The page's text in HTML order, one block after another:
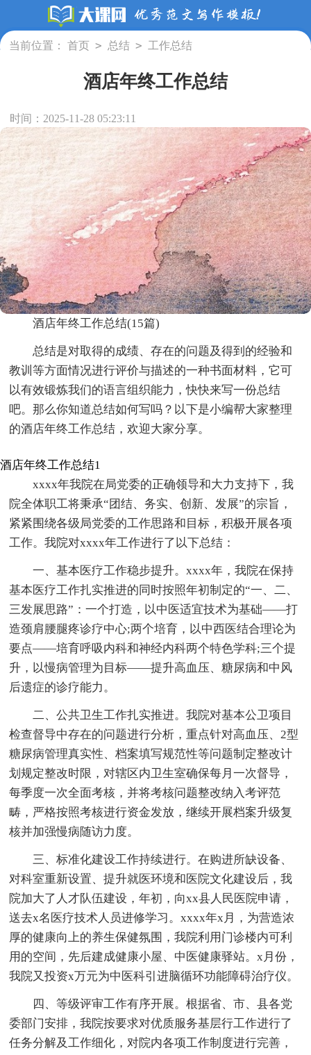
当前位置： 首页 > 总结 > 工作总结
酒店年终工作总结
时间：2025-11-28 05:23:11
酒店年终工作总结(15篇)
总结是对取得的成绩、存在的问题及得到的经验和
教训等方面情况进行评价与描述的一种书面材料，它可
以有效锻炼我们的语言组织能力，快快来写一份总结
吧。那么你知道总结如何写吗？以下是小编帮大家整理
的酒店年终工作总结，欢迎大家分享。
酒店年终工作总结1
xxxx年我院在局党委的正确领导和大力支持下，我
院全体职工将秉承“团结、务实、创新、发展”的宗旨，
紧紧围绕各级局党委的工作思路和目标，积极开展各项
工作。我院对xxxx年工作进行了以下总结：
一、基本医疗工作稳步提升。xxxx年，我院在保持
基本医疗工作扎实推进的同时按照年初制定的“一、二、
三发展思路”：一个打造，以中医适宜技术为基础——打
造颈肩腰腿疼诊疗中心;两个培育，以中西医结合理论为
要点——培育呼吸内科和神经内科两个特色学科;三个提
升，以慢病管理为目标——提升高血压、糖尿病和中风
后遗症的诊疗能力。
二、公共卫生工作扎实推进。我院对基本公卫项目
检查督导中存在的问题进行分析，重点针对高血压、2型
糖尿病管理真实性、档案填写规范性等问题制定整改计
划规定整改时限，对辖区内卫生室确保每月一次督导，
每季度一次全面考核，并将考核问题整改纳入考评范
畴，严格按照考核进行资金发放，继续开展档案升级复
核并加强慢病随访力度。
三、标准化建设工作持续进行。在购进所缺设备、
对科室重新设置、提升就医环境和医院文化建设后，我
院加大了人才队伍建设，年初，向xx县人民医院申请，
送去x名医疗技术人员进修学习。xxxx年x月，为营造浓
厚的健康向上的养生保健氛围，我院利用门诊楼内可利
用的空间，先后建成健康小屋、中医健康驿站。x月份，
我院又投资x万元为中医科引进脑循环功能障碍治疗仪。
四、等级评审工作有序开展。根据省、市、县各党
委部门安排，我院按要求对优质服务基层行工作进行了
任务分解及工作细化，对院内各项工作制度进行完善，